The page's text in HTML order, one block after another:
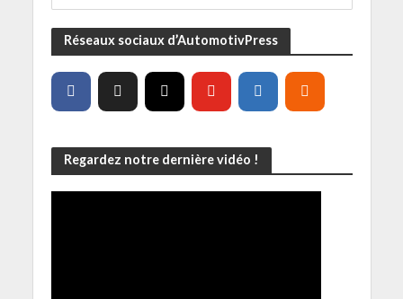
Réseaux sociaux d’AutomotivPress
Regardez notre dernière vidéo !